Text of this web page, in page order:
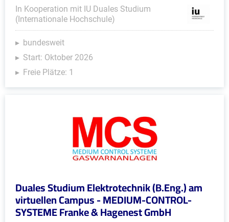
In Kooperation mit IU Duales Studium
(Internationale Hochschule)
bundesweit
Start: Oktober 2026
Freie Plätze: 1
Duales Studium Elektrotechnik (B.Eng.) am
virtuellen Campus - MEDIUM-CONTROL-
SYSTEME Franke & Hagenest GmbH